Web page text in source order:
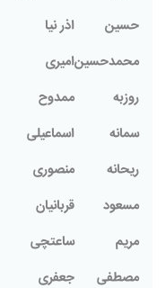
حسین
اذر نیا
محمدحسینامیری
روزبه
ممدوح
سمانه
اسماعیلی
ریحانه
منصوری
مسعود
قربانیان
مریم
ساعتچی
مصطفی
جعفری